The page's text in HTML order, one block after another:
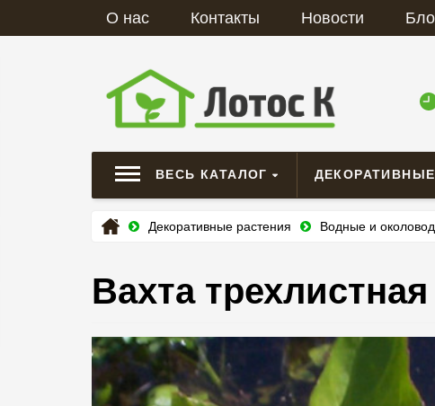
О нас Контакты Новости
ВЕСЬ КАТАЛОГ ДЕКОРАТИВНЫЕ
Декоративные растения Водные и
Вахта